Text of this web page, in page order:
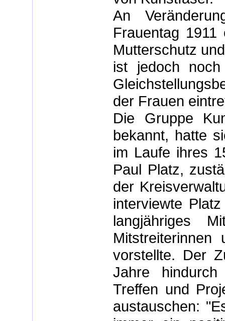
An
Frauentag 1911
Mutterschutz
ist jedoch
der Frauen
Die Gruppe
bekannt, hatte
im Laufe ihres
Paul Platz,
der
interviewte
langjähriges
vorstellte. Der
Jahre
Treffen und
austauschen: